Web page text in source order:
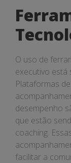
O uso de
executivo está
Plataformas
desempenho
que estão
coaching.
facilitar a